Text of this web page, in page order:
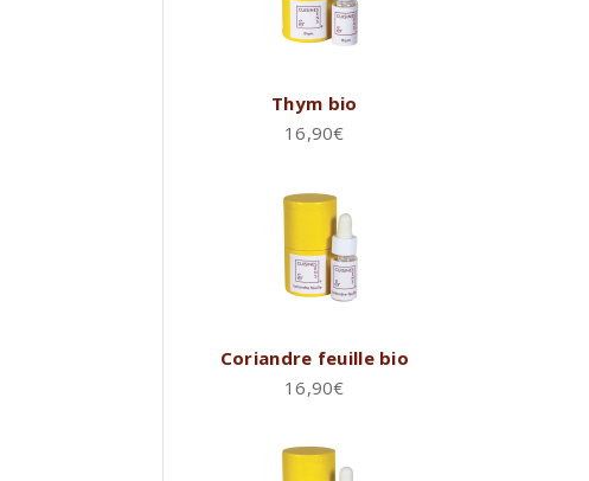
Thym bio
16,90€
Coriandre feuille bio
16,90€